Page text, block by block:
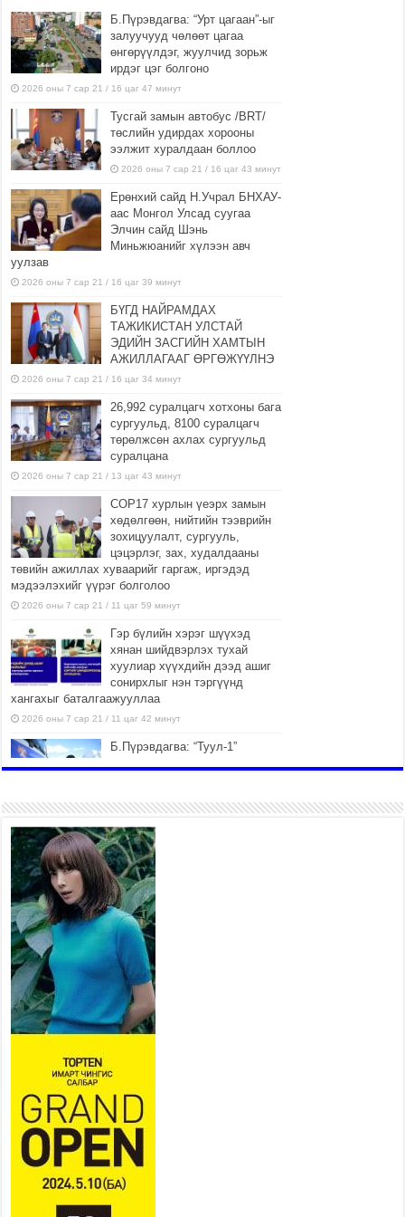
Б.Пүрэвдагва: “Урт цагаан”-ыг
залуучууд чөлөөт цагаа
өнгөрүүлдэг, жуулчид зорьж
ирдэг цэг болгоно
2026 оны 7 сар 21 / 16 цаг 47 минут
Тусгай замын автобус /BRT/
төслийн удирдах хорооны
ээлжит хуралдаан боллоо
2026 оны 7 сар 21 / 16 цаг 43 минут
Ерөнхий сайд Н.Учрал БНХАУ-
аас Монгол Улсад суугаа
Элчин сайд Шэнь
Миньжюанийг хүлээн авч
уулзав
2026 оны 7 сар 21 / 16 цаг 39 минут
БҮГД НАЙРАМДАХ
ТАЖИКИСТАН УЛСТАЙ
ЭДИЙН ЗАСГИЙН ХАМТЫН
АЖИЛЛАГААГ ӨРГӨЖҮҮЛНЭ
2026 оны 7 сар 21 / 16 цаг 34 минут
26,992 суралцагч хотхоны бага
сургуульд, 8100 суралцагч
төрөлжсөн ахлах сургуульд
суралцана
2026 оны 7 сар 21 / 13 цаг 43 минут
COP17 хурлын үеэрх замын
хөдөлгөөн, нийтийн тээврийн
зохицуулалт, сургууль,
цэцэрлэг, зах, худалдааны
төвийн ажиллах хуваарийг гаргаж, иргэдэд
мэдээлэхийг үүрэг болголоо
2026 оны 7 сар 21 / 11 цаг 59 минут
Гэр бүлийн хэрэг шүүхэд
хянан шийдвэрлэх тухай
хуулиар хүүхдийн дээд ашиг
сонирхлыг нэн тэргүүнд
хангахыг баталгаажууллаа
2026 оны 7 сар 21 / 11 цаг 42 минут
Б.Пүрэвдагва: “Туул-1”
2026 оны 7 сар 21 / 10 цаг 15 минут
НИЙСЛЭЛ, АЙМГИЙН
УДИРДЛАГУУДЫН АЖЛЫГ
ХҮНД СУРТЛЫГ БУУРУУЛЖ,
ИРГЭД, АЖ АХУЙН НЭГЖИЙН
АЧААГ ХЭРХЭН ХӨНГӨЛСНӨӨР ДҮГНЭНЭ
2026 оны 7 сар 21 / 10 цаг 09 минут
Байнгын хорооны дарга
М.Мандхай Цөлжилттэй
тэмцэх тухай НҮБ-ын
конвенцын талуудын 17 дугаар
бага хурал (СОР17)-ын бэлтгэл ажлын явцтай
танилцлаа
2026 оны 7 сар 21 / 10 цаг 03 минут
Б.Пүрэвдагва: Бүтээн байгуулалтын аливаа
ажил инженерийн хангамжийн байгууллагуудын
уялдаа холбоогүйгээс саатах ёсгүй
2026 оны 7 сар 20 / 17 цаг 21 минут
“Сэлбэ 20 минутын хот” төслийн анхны 12
давхар барилгын үндсэн карказ, цутгалтын ажил